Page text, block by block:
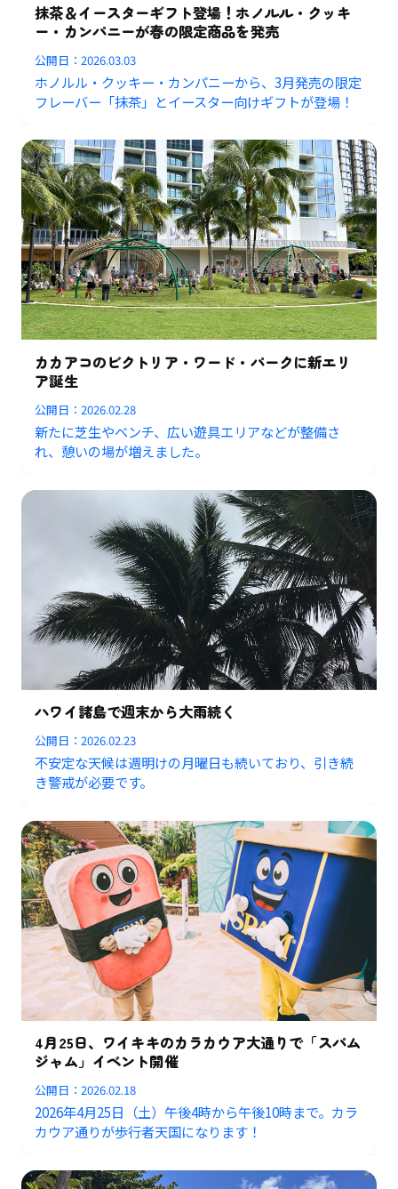
抹茶＆イースターギフト登場！ホノルル・クッキ
ー・カンパニーが春の限定商品を発売
公開日：2026.03.03
ホノルル・クッキー・カンパニーから、3月発売の限定
フレーバー「抹茶」とイースター向けギフトが登場！
カカアコのビクトリア・ワード・パークに新エリ
ア誕生
公開日：2026.02.28
新たに芝生やベンチ、広い遊具エリアなどが整備さ
れ、憩いの場が増えました。
ハワイ諸島で週末から大雨続く
公開日：2026.02.23
不安定な天候は週明けの月曜日も続いており、引き続
き警戒が必要です。
4月25日、ワイキキのカラカウア大通りで「スパム
ジャム」イベント開催
公開日：2026.02.18
2026年4月25日（土）午後4時から午後10時まで。カラ
カウア通りが歩行者天国になります！